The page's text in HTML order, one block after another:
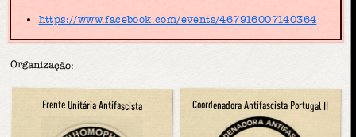
https://www.facebook.com/events/467916007140364
Organização:
Frente Unitária Antifascista Coordenadora Antifascista Portugal II